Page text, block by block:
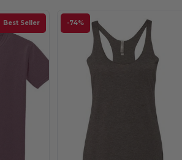
Best Seller -74%